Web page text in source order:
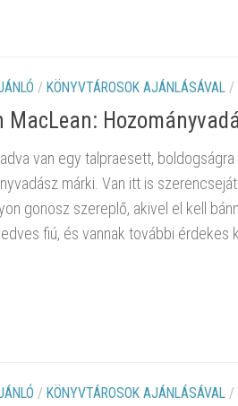
/ KÖNYVTÁROSOK AJÁNLÁSÁVAL /
MacLean:
van egy talpraesett,
márki. Van itt is
gonosz szereplő, akivel el kell
fiú, és vannak további
/ KÖNYVTÁROSOK AJÁNLÁSÁVAL /